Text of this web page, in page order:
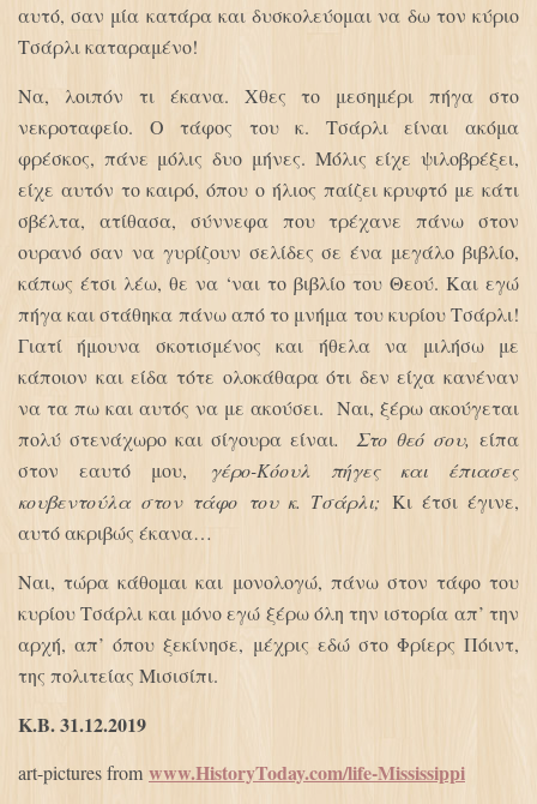
αυτό, σαν μία κατάρα και δυσκολεύομαι να δω τον κύριο
Τσάρλι καταραμένο!
Να, λοιπόν τι έκανα. Χθες το μεσημέρι πήγα στο
νεκροταφείο. Ο τάφος του κ. Τσάρλι είναι ακόμα
φρέσκος, πάνε μόλις δυο μήνες. Μόλις είχε ψιλοβρέξει,
είχε αυτόν το καιρό, όπου ο ήλιος παίζει κρυφτό με κάτι
σβέλτα, ατίθασα, σύννεφα που τρέχανε πάνω στον
ουρανό σαν να γυρίζουν σελίδες σε ένα μεγάλο βιβλίο,
κάπως έτσι λέω, θε να ‘ναι το βιβλίο του Θεού. Και εγώ
πήγα και στάθηκα πάνω από το μνήμα του κυρίου Τσάρλι!
Γιατί ήμουνα σκοτισμένος και ήθελα να μιλήσω με
κάποιον και είδα τότε ολοκάθαρα ότι δεν είχα κανέναν
να τα πω και αυτός να με ακούσει. Ναι, ξέρω ακούγεται
πολύ στενάχωρο και σίγουρα είναι. Στο θεό σου, είπα
στον εαυτό μου,
γέρο-Κόουλ πήγες και έπιασες
κουβεντούλα στον τάφο του κ. Τσάρλι; Κι έτσι έγινε,
αυτό ακριβώς έκανα…
Ναι, τώρα κάθομαι και μονολογώ, πάνω στον τάφο του
κυρίου Τσάρλι και μόνο εγώ ξέρω όλη την ιστορία απ’ την
αρχή, απ’ όπου ξεκίνησε, μέχρις εδώ στο Φρίερς Πόιντ,
της πολιτείας Μισισίπι.
Κ.Β. 31.12.2019
art-pictures from www.HistoryToday.com/life-Mississippi